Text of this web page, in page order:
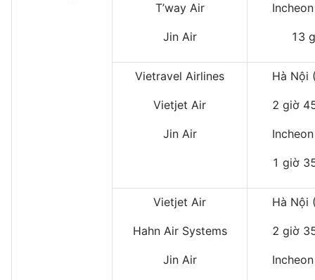
T’way Air
Jin Air 13
Vietravel Airlines
Vietjet Air
Jin Air
Hà Nội
2 giờ
1 giờ
Vietjet Air
Hahn Air Systems
Jin Air
Hà Nội
2 giờ